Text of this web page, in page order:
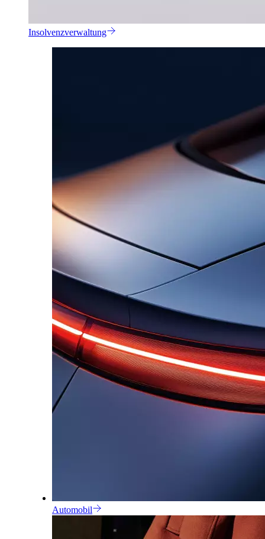
Insolvenzverwaltung
Automobil